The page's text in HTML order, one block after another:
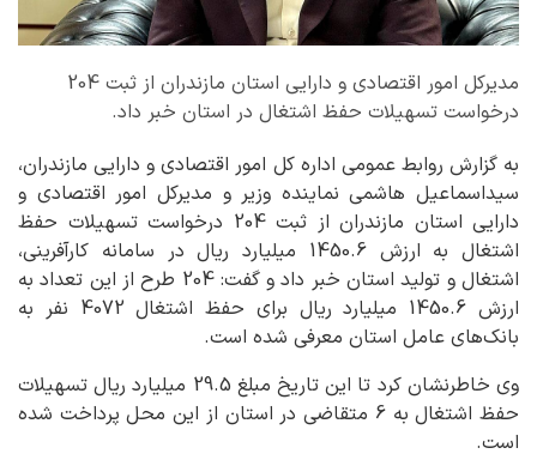
مدیرکل امور اقتصادی و دارایی استان مازندران از ثبت 204
درخواست تسهیلات حفظ اشتغال در استان خبر داد.
به گزارش روابط عمومی اداره کل امور اقتصادی و دارایی مازندران،
سیداسماعیل هاشمی نماینده وزیر و مدیرکل امور اقتصادی و
دارایی استان مازندران از ثبت 204 درخواست تسهیلات حفظ
اشتغال به ارزش 1450.6 میلیارد ریال در سامانه کارآفرینی،
اشتغال و تولید استان خبر داد و گفت: 204 طرح از این تعداد به
ارزش 1450.6 میلیارد ریال برای حفظ اشتغال 4072 نفر به
بانک‌های عامل استان معرفی شده است.
وی خاطرنشان کرد تا این تاریخ مبلغ 29.5 میلیارد ریال تسهیلات
حفظ اشتغال به 6 متقاضی در استان از این محل پرداخت شده
است.